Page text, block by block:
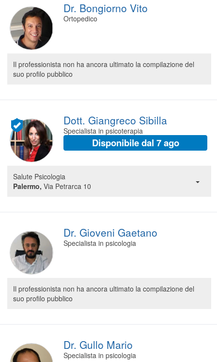
Dr. Bongiorno Vito
Ortopedico
Il professionista non ha ancora ultimato la compilazione del
suo profilo pubblico
Dott. Giangreco Sibilla
Specialista in psicoterapia
Disponibile dal 7 ago
Salute Psicologia
Palermo, Via Petrarca 10
Dr. Gioveni Gaetano
Specialista in psicologia
Il professionista non ha ancora ultimato la compilazione del
suo profilo pubblico
Dr. Gullo Mario
Specialista in psicologia